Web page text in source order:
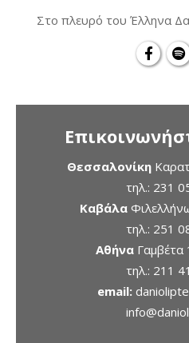
Στο πλευρό του Έλληνα
Θεσσαλονίκη
τηλ.: 231
Καβάλα
τηλ.: 251
ΑθήναΓαμβέτα
τηλ.: 211
email: